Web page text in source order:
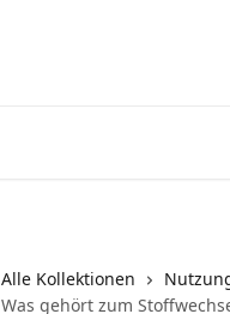
Alle Kollektionen
Was gehört zum